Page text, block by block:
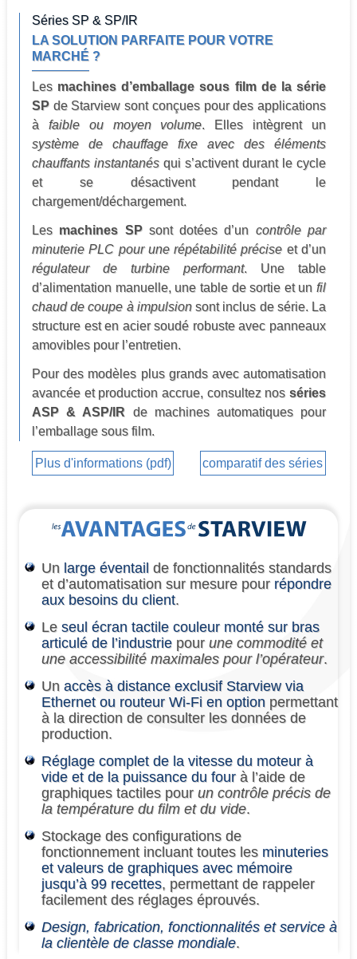
Séries SP & SP/IR
LA SOLUTION PARFAITE POUR VOTRE
MARCHÉ ?
Les machines d’emballage sous film de la série
SPde Starview sont conçues pour des applications
à faible ou moyen volume. Elles intègrent un
système de chauffage fixe avec des éléments
chauffants instantanésqui s’activent durant le cycle
et se désactivent pendant le
chargement/déchargement.
Les machines SPsont dotées d’un contrôle par
minuterie PLC pour une répétabilité précise et d’un
régulateur de turbine performant. Une table
d’alimentation manuelle, une table de sortie et unfil
chaud de coupe à impulsionsont inclus de série. La
structure est en acier soudé robuste avec panneaux
amovibles pour l’entretien.
Pour des modèles plus grands avec automatisation
avancée et production accrue, consultez nosséries
ASP & ASP/IR de machines automatiques pour
l’emballage sous film.
Plus d'informations (pdf) comparatif des séries
Un large éventailde fonctionnalités standards
et d’automatisation sur mesure pour répondre
aux besoins du client.
Le seul écran tactile couleur monté sur bras
articulé de l’industriepour une commodité et
une accessibilité maximales pour l’opérateur.
Un accès à distance exclusif Starview via
Ethernet ou routeur Wi-Fi en optionpermettant
à la direction de consulter les données de
production.
Réglage complet de la vitesse du moteur à
vide et de la puissance du fourà l’aide de
graphiques tactiles pour un contrôle précis de
la température du film et du vide.
Stockage des configurations de
fonctionnement incluant toutes les minuteries
et valeurs de graphiques avec mémoire
jusqu’à 99 recettes, permettant de rappeler
facilement des réglages éprouvés.
Design, fabrication, fonctionnalités et service à
la clientèle de classe mondiale.